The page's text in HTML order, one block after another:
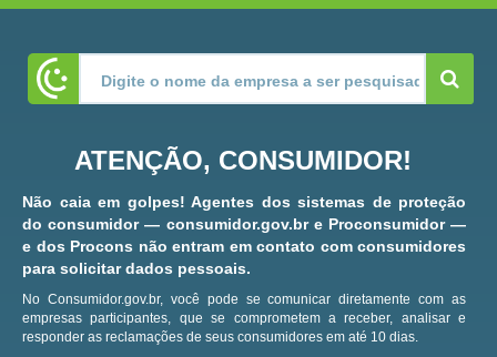
ATENÇÃO, CONSUMIDOR!
Não caia em golpes! Agentes dos sistemas de proteção
do consumidor — consumidor.gov.br e Proconsumidor —
e dos Procons não entram em contato com consumidores
para solicitar dados pessoais.
No Consumidor.gov.br, você pode se comunicar diretamente com as
empresas participantes, que se comprometem a receber, analisar e
responder as reclamações de seus consumidores em até 10 dias.